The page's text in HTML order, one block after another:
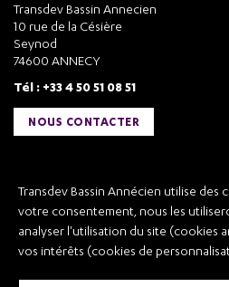
Transdev Bassin Annécien utilise des
votre consentement, nous les
analyser l'utilisation du site (cookies
vos intérêts (cookies de
Transdev Bassin Annecien
10 rue de la Césière
Seynod
74600 ANNECY
Tél : +33 4 50 51 08 51
NOUS CONTACTER
Transdev Bassin Annécien
Recrutement